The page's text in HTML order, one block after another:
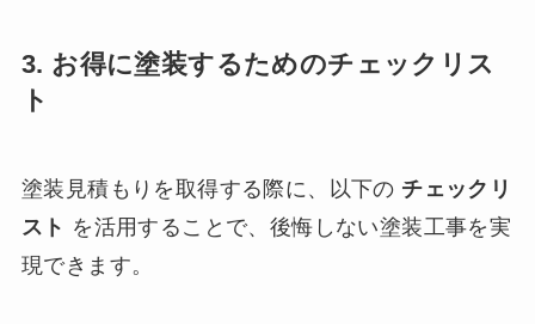
3. お得に塗装するためのチェックリス
ト
塗装見積もりを取得する際に、以下の チェックリ
スト を活用することで、後悔しない塗装工事を実
現できます。